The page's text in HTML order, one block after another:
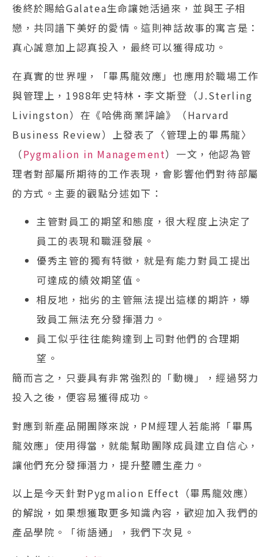
後終於賜給Galatea生命讓她活過來，並與王子相
戀，共同譜下美好的愛情。這則神話故事的寓言是：
真心誠意加上認真投入，最終可以獲得成功。
在真實的世界哩，「畢馬龍效應」也應用於職場工作
與管理上，1988年史特林·李文斯登（J.Sterling
Livingston）在《哈佛商業評論》（Harvard
Business Review）上發表了〈管理上的畢馬龍〉
（Pygmalion in Management）一文，他認為管
理者對部屬所期待的工作表現，會影響他們對待部屬
的方式。主要的觀點分述如下：
主管對員工的期望和態度，很大程度上決定了
員工的表現和職涯發展。
優秀主管的獨有特徵，就是有能力對員工提出
可達成的績效期望值。
相反地，拙劣的主管無法提出這樣的期許，導
致員工無法充分發揮潛力。
員工似乎往往能夠達到上司對他們的合理期
望。
簡而言之，只要具有非常強烈的「動機」，經過努力
投入之後，便容易獲得成功。
對應到新產品開團隊來說，PM經理人若能將「畢馬
龍效應」使用得當，就能幫助團隊成員建立自信心，
讓他們充分發揮潛力，提升整體生產力。
以上是今天針對Pygmalion Effect（畢馬龍效應）
的解說，如果想獲取更多知識內容，歡迎加入我們的
產品學院。「術語通」，我們下次見。